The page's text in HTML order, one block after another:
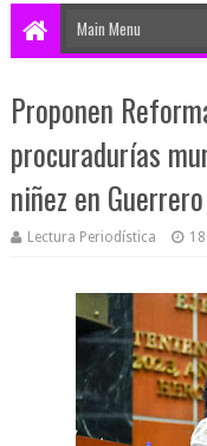
Proponen
procuradurías
niñez en Guerrero
Lectura Periodística